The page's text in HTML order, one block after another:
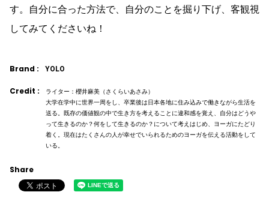
す。自分に合った方法で、自分のことを掘り下げ、客観視
してみてくださいね！
Brand : YOLO
Credit :
ライター：櫻井麻美（さくらいあさみ）
大学在学中に世界一周をし、卒業後は日本各地に住み込みで働きながら生活を
送る。既存の価値観の中で生き方を考えることに違和感を覚え、自分はどうや
って生きるのか？何をして生きるのか？について考えはじめ、ヨーガにたどり
着く。現在はたくさんの人が幸せでいられるためのヨーガを伝える活動をして
いる。
Share